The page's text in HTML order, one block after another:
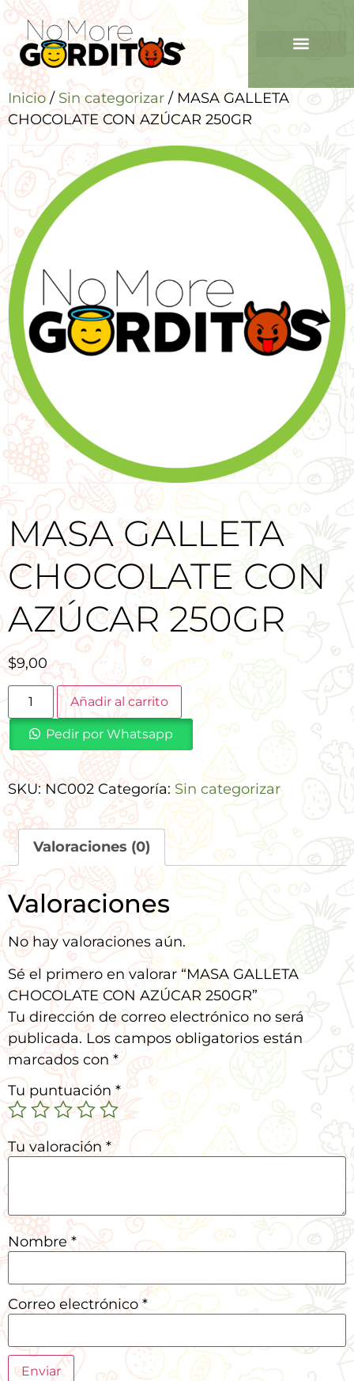
Inicio/ Sin categorizar / MASA GALLETA
CHOCOLATE CON AZÚCAR 250GR
MASA GALLETA
CHOCOLATE CON
AZÚCAR 250GR
$9,00
Añadir al carrito
Pedir por Whatsapp
SKU:NC002 Categoría:Sin categorizar
Valoraciones (0)
Valoraciones
No hay valoraciones aún.
Sé el primero en valorar “MASA GALLETA
CHOCOLATE CON AZÚCAR 250GR”
Tu dirección de correo electrónico no será
publicada. Los campos obligatorios están
marcados con *
Tu puntuación *
Tu valoración *
Nombre*
Correo electrónico*